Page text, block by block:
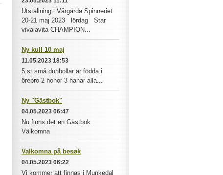
Utställning i Vårgårda Spinneriet
20-21 maj 2023 lördag Star
vivalavita CHAMPION...
Ny kull 10 maj
11.05.2023 18:53
5 st små dunbollar är födda i
örebro 2 honor 3 hanar alla...
Ny "Gästbok"
04.05.2023 06:47
Nu finns det en Gästbok
Välkomna
Valkomna på besøk
04.05.2023 06:22
Vi kommer att finnas i Munkedal